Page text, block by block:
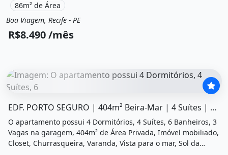
86m² de Área
Aluguel
Apartamento
Boa Viagem, Recife - PE
R$8.490 /mês
EDF. PORTO SEGURO | 404m² Beira-Mar | 4 Suítes | Boa Viagem
O apartamento possui 4 Dormitórios, 4 Suítes, 6 Banheiros, 3
Vagas na garagem, 404m² de Área Privada, Imóvel mobiliado,
Closet, Churrasqueira, Varanda, Vista para o mar, Sol da